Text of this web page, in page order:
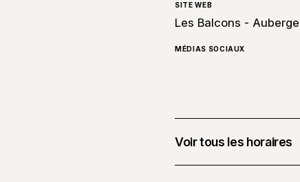
SITE WEB
Les Balcons -
MÉDIAS SOCIAUX
Voir tous les horaires